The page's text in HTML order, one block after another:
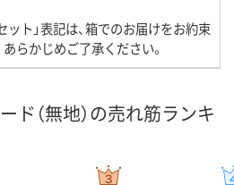
ット」表記は、箱でのお届けをお約束
らかじめご了承ください。
ド（無地）の売れ筋ランキ